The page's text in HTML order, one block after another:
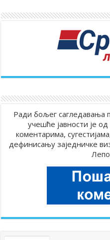
Ради бољег сагледавања
учешће јавности је
коментарима,
дефинисању заједничке